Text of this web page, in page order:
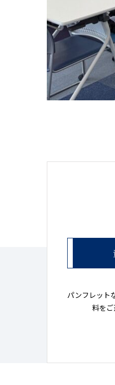
パンフレット
料をご